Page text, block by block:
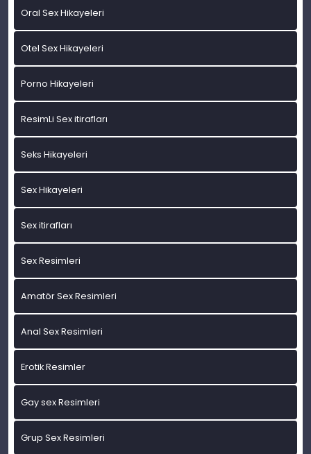
Oral Sex Hikayeleri
Otel Sex Hikayeleri
Porno Hikayeleri
ResimLi Sex itirafları
Seks Hikayeleri
Sex Hikayeleri
Sex itirafları
Sex Resimleri
Amatör Sex Resimleri
Anal Sex Resimleri
Erotik Resimler
Gay sex Resimleri
Grup Sex Resimleri